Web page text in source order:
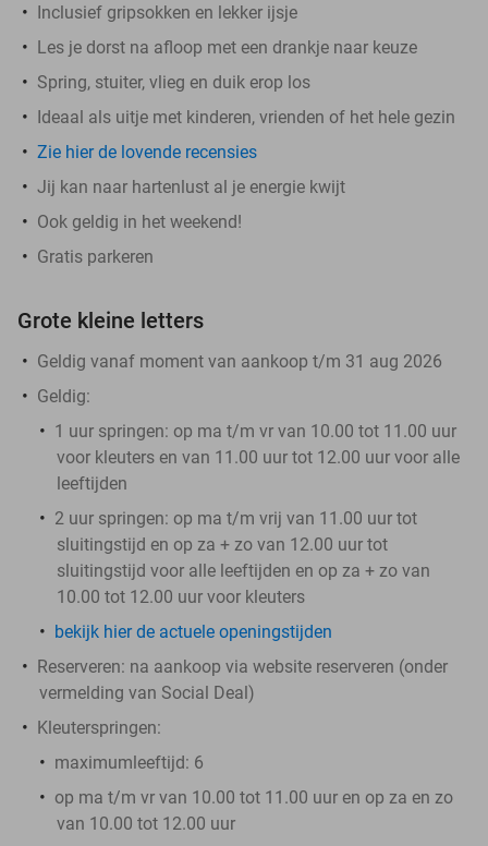
Inclusief gripsokken en lekker ijsje
Les je dorst na afloop met een drankje naar keuze
Spring, stuiter, vlieg en duik erop los
Ideaal als uitje met kinderen, vrienden of het hele gezin
Zie hier de lovende recensies
Jij kan naar hartenlust al je energie kwijt
Ook geldig in het weekend!
Gratis parkeren
Grote kleine letters
Geldig vanaf moment van aankoop t/m 31 aug 2026
Geldig:
1 uur springen: op ma t/m vr van 10.00 tot 11.00 uur
voor kleuters en van 11.00 uur tot 12.00 uur voor alle
leeftijden
2 uur springen: op ma t/m vrij van 11.00 uur tot
sluitingstijd en op za + zo van 12.00 uur tot
sluitingstijd voor alle leeftijden en op za + zo van
10.00 tot 12.00 uur voor kleuters
bekijk hier de actuele openingstijden
Reserveren: na aankoop via website reserveren (onder
vermelding van Social Deal)
Kleuterspringen:
maximumleeftijd: 6
op ma t/m vr van 10.00 tot 11.00 uur en op za en zo
van 10.00 tot 12.00 uur